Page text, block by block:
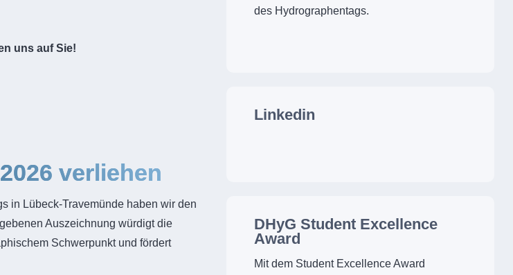
des Hydrographentags.
Linkedin
DHyG Student Excellence
Award
Mit dem Student Excellence Award
uns auf Sie!
verliehen
in Lübeck-Travemünde haben wir den
Auszeichnung würdigt die
Schwerpunkt und fördert